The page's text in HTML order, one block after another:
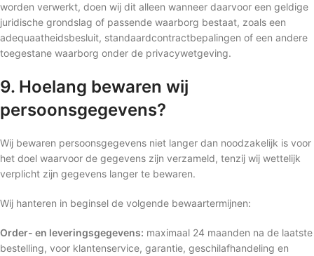
worden verwerkt, doen wij dit alleen wanneer daarvoor een geldige
juridische grondslag of passende waarborg bestaat, zoals een
adequaatheidsbesluit, standaardcontractbepalingen of een andere
toegestane waarborg onder de privacywetgeving.
9. Hoelang bewaren wij
persoonsgegevens?
Wij bewaren persoonsgegevens niet langer dan noodzakelijk is voor
het doel waarvoor de gegevens zijn verzameld, tenzij wij wettelijk
verplicht zijn gegevens langer te bewaren.
Wij hanteren in beginsel de volgende bewaartermijnen:
Order- en leveringsgegevens: maximaal 24 maanden na de laatste
bestelling, voor klantenservice, garantie, geschilafhandeling en